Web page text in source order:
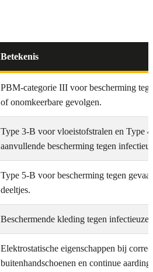
Betekenis
PBM-categorie III voor bescherming
of onomkeerbare gevolgen.
Type 3-B voor vloeistofstralen en Type
aanvullende bescherming tegen
Type 5-B voor bescherming tegen
deeltjes.
Beschermende kleding tegen infectieuze
Elektrostatische eigenschappen bij
buitenhandschoenen en continue aarding.